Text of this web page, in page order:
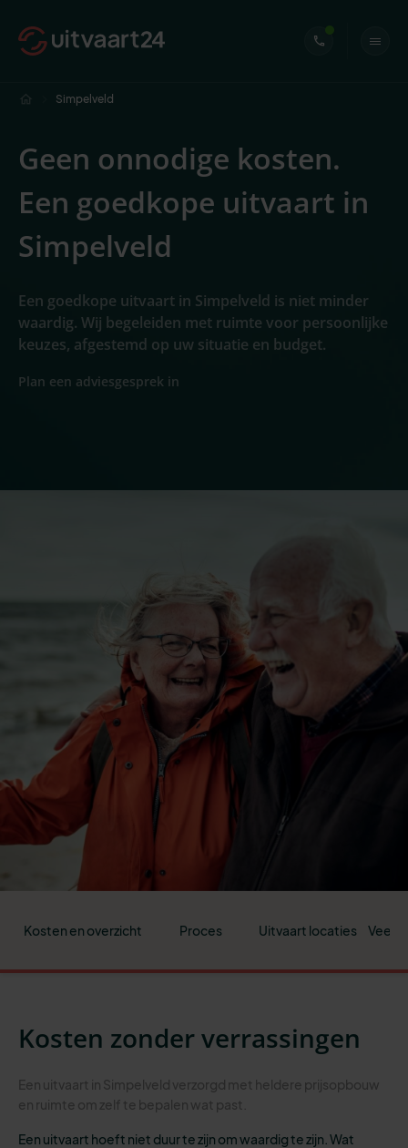
Simpelveld
Geen onnodige kosten.
Een goedkope uitvaart in
Simpelveld
Een goedkope uitvaart in Simpelveld is niet minder
waardig. Wij begeleiden met ruimte voor persoonlijke
keuzes, afgestemd op uw situatie en budget.
Plan een adviesgesprek in
Kosten en overzicht Proces Uitvaart locaties
Kosten zonder verrassingen
Een uitvaart in Simpelveld verzorgd met heldere prijsopbouw
en ruimte om zelf te bepalen wat past.
Een uitvaart hoeft niet duur te zijn om waardig te zijn. Wat